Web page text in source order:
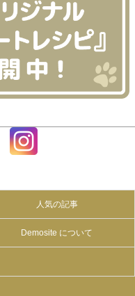
人気の記事
Demosite について